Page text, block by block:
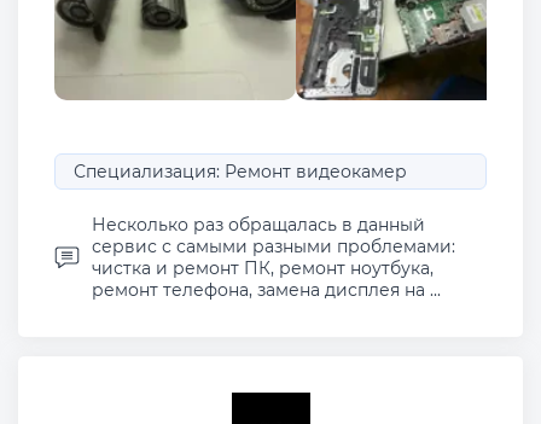
Специализация: Ремонт видеокамер
Несколько раз обращалась в данный
сервис с самыми разными проблемами:
чистка и ремонт ПК, ремонт ноутбука,
ремонт телефона, замена дисплея на ...